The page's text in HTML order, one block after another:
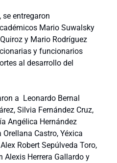
entregaron
Mario Suwalsky
y Mario Rodríguez
y funcionarios
al desarrollo del
a Leonardo Bernal
Silvia Fernández Cruz,
Angélica Hernández
Castro, Yéxica
Robert Sepúlveda Toro,
Alexis Herrera Gallardo y